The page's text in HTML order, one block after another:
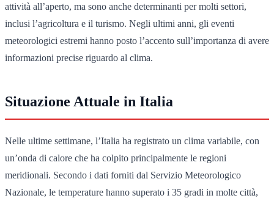
attività all’aperto, ma sono anche determinanti per molti settori,
inclusi l’agricoltura e il turismo. Negli ultimi anni, gli eventi
meteorologici estremi hanno posto l’accento sull’importanza di avere
informazioni precise riguardo al clima.
Situazione Attuale in Italia
Nelle ultime settimane, l’Italia ha registrato un clima variabile, con
un’onda di calore che ha colpito principalmente le regioni
meridionali. Secondo i dati forniti dal Servizio Meteorologico
Nazionale, le temperature hanno superato i 35 gradi in molte città,